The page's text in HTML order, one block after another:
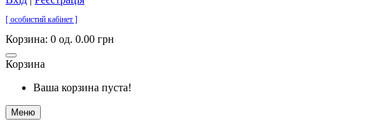
[ особистий кабінет ]
Корзина: 0 од. 0.00 грн
Корзина
Ваша корзина пуста!
Меню